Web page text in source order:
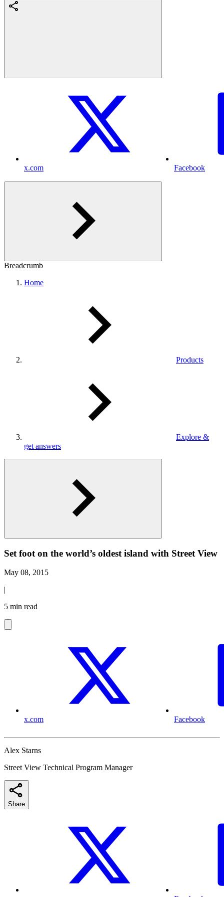
x.com Facebook
Breadcrumb
Home
Products
Explore &
get answers
Set foot on the world’s oldest island with Street View
May 08, 2015
|
5 min read
x.com Facebook
Alex Starns
Street View Technical Program Manager
Share